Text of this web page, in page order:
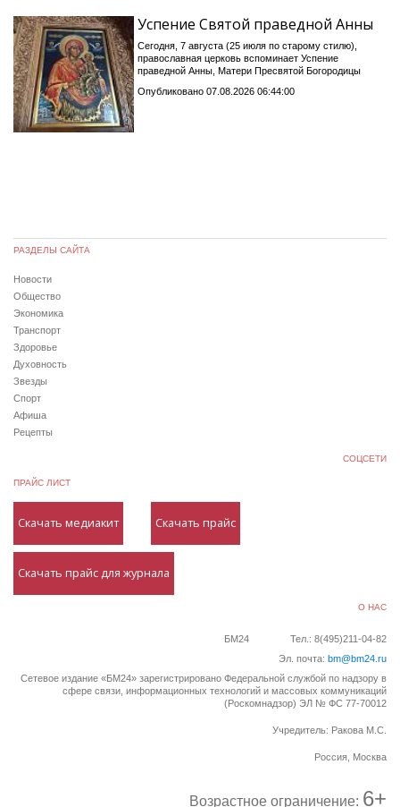
Успение Святой праведной Анны
Сегодня, 7 августа (25 июля по старому стилю),
православная церковь вспоминает Успение
праведной Анны, Матери Пресвятой Богородицы
Опубликовано 07.08.2026 06:44:00
РАЗДЕЛЫ САЙТА
Новости
Общество
Экономика
Транспорт
Здоровье
Духовность
Звезды
Спорт
Афиша
Рецепты
СОЦСЕТИ
ПРАЙС ЛИСТ
Скачать медиакит Скачать прайс
Скачать прайс для журнала
О НАС
БМ24
Тел.: 8(495)211-04-82
Эл. почта: bm@bm24.ru
Сетевое издание «БМ24» зарегистрировано Федеральной службой по надзору в
сфере связи, информационных технологий и массовых коммуникаций
(Роскомнадзор) ЭЛ № ФС 77-70012
Учредитель: Ракова М.С.
Россия, Москва
Возрастное ограничение: 6+